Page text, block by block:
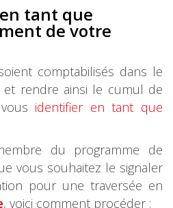
tant que
de votre
comptabilisés dans le
rendre ainsi le cumul de
identifier en tant que
du programme de
vous souhaitez le signaler
pour une traversée en
, voici comment procéder :